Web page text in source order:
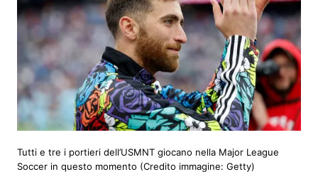
Tutti e tre i portieri dell’USMNT giocano nella Major League
Soccer in questo momento (Credito immagine: Getty)